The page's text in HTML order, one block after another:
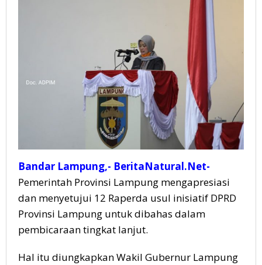
Bandar Lampung,- BeritaNatural.Net-
Pemerintah Provinsi Lampung mengapresiasi
dan menyetujui 12 Raperda usul inisiatif DPRD
Provinsi Lampung untuk dibahas dalam
pembicaraan tingkat lanjut.
Hal itu diungkapkan Wakil Gubernur Lampung